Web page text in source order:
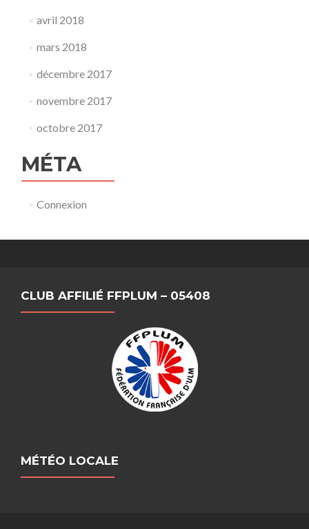
avril 2018
mars 2018
décembre 2017
novembre 2017
octobre 2017
MÉTA
Connexion
CLUB AFFILIÉ FFPLUM – 05408
MÉTÉO LOCALE